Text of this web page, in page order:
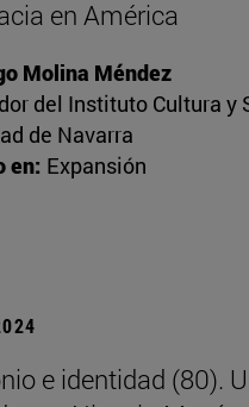
en América
Molina Méndez
del Instituto Cultura y
de Navarra
en: Expansión
e identidad (80).